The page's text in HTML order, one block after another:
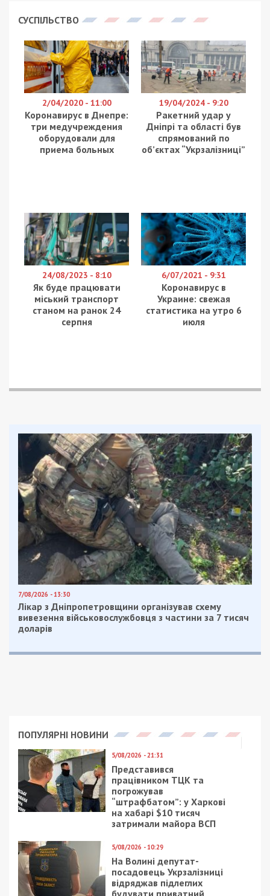
каким образом школы будут переходить на
Алексей Полторацкий поблагодарил участников
образовательного процесса, родителей,
педагогов за то, что в области организованно
осуществляется на всех уровнях управление
образованием и существует эффективная
система в каждой ОТГ. Родители очень
дисциплинированно прислушиваются ко всем
рекомендациям. Завершаются рекомендованные
В Днепре 834 учебных заведения, более 340
тысяч учеников, в 211 возобновлено
дистанционное обучение. 623 школы возобновят
с 14 марта. Продолжают работу внешкольные
заведения и с 14 марта возобновлена ​​форма
обучения в 53 заведениях профтехучилищ, 61
колледже, 21 заведении высшего образования.
Дошкольные заведения не возобновляют
работу, потому что есть опасность для
может обратиться в образовательное
после 11 класса ведется работа со всеми
организациями по установлению именно
одноразовых правил по зачислению.
Мы вовремя получаем субвенцию и местные бюджеты
осуществляют софинансирование и учебные заведения
осуществляют оплату энергоносителей, заработной
платы и соцвыплат детям, – подытожил Алексей
Полторацкий.
Facebook
Telegram
Twitter
WhatsApp
ViberEmail
Категории:Суспільство| Метки:
Россией
Рекламні блоки дають нам змогу
залишатися незалежними ЗМІ, а вам -
отримувати найсвіжіші новини під ними.
Приєднуйтесь також до 49000 в Google News. Слідкуйте
за останніми новинами!
Приєднатися